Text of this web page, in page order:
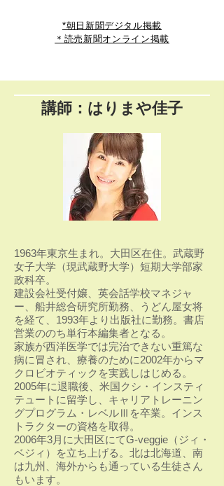
*朝日新聞デジタル掲載
＊読売新聞オンライン掲載
講師：はりまや佳子
1963年東京生まれ。大田区在住。武蔵野
女子大学（現武蔵野大学）短期大学部家
政科卒。
建設会社受付嬢、英会話学校マネジャ
ー、船井総合研究所勤務、うどん屋女将
を経て、1993年より出版社に勤務。書店
営業ののち単行本編集者となる。
家族が西洋医学では完治できない重篤な
病に冒され、療養のために2002年からマ
クロビオティックを実践しはじめる。
2005年に退職後、米国クシ・インスティ
テュートに留学し、キャリアトレーニン
グプログラム・レベルⅢを卒業。インス
トラクターの資格を取得。
2006年3月に大田区にてG-veggie（ジィ・
ベジィ）を立ち上げる。北は北海道、南
は九州、海外からも通っている生徒さん
もいます。